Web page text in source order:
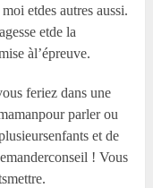
etdes autres aussi.
etde la
àl’épreuve.
feriez dans une
parler ou
et de
! Vous